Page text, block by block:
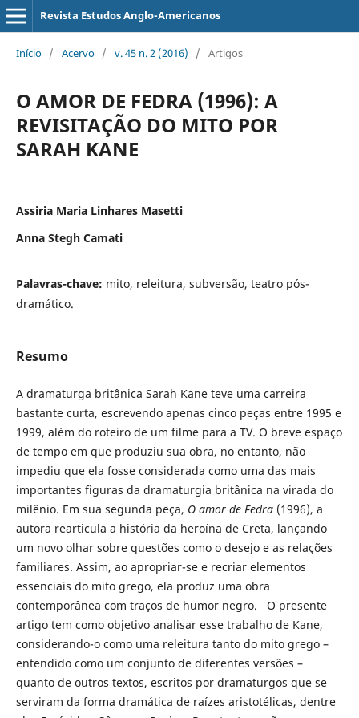
Revista Estudos Anglo-Americanos
Início / Acervo / v. 45 n. 2 (2016) / Artigos
O AMOR DE FEDRA (1996): A
REVISITAÇÃO DO MITO POR
SARAH KANE
Assiria Maria Linhares Masetti
Anna Stegh Camati
Palavras-chave: mito, releitura, subversão, teatro pós-
dramático.
Resumo
A dramaturga britânica Sarah Kane teve uma carreira
bastante curta, escrevendo apenas cinco peças entre 1995 e
1999, além do roteiro de um filme para a TV. O breve espaço
de tempo em que produziu sua obra, no entanto, não
impediu que ela fosse considerada como uma das mais
importantes figuras da dramaturgia britânica na virada do
milênio. Em sua segunda peça, O amor de Fedra (1996), a
autora rearticula a história da heroína de Creta, lançando
um novo olhar sobre questões como o desejo e as relações
familiares. Assim, ao apropriar-se e recriar elementos
essenciais do mito grego, ela produz uma obra
contemporânea com traços de humor negro. O presente
artigo tem como objetivo analisar esse trabalho de Kane,
considerando-o como uma releitura tanto do mito grego –
entendido como um conjunto de diferentes versões –
quanto de outros textos, escritos por dramaturgos que se
serviram da forma dramática de raízes aristotélicas, dentre